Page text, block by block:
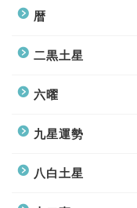
暦
二黒土星
六曜
九星運勢
八白土星